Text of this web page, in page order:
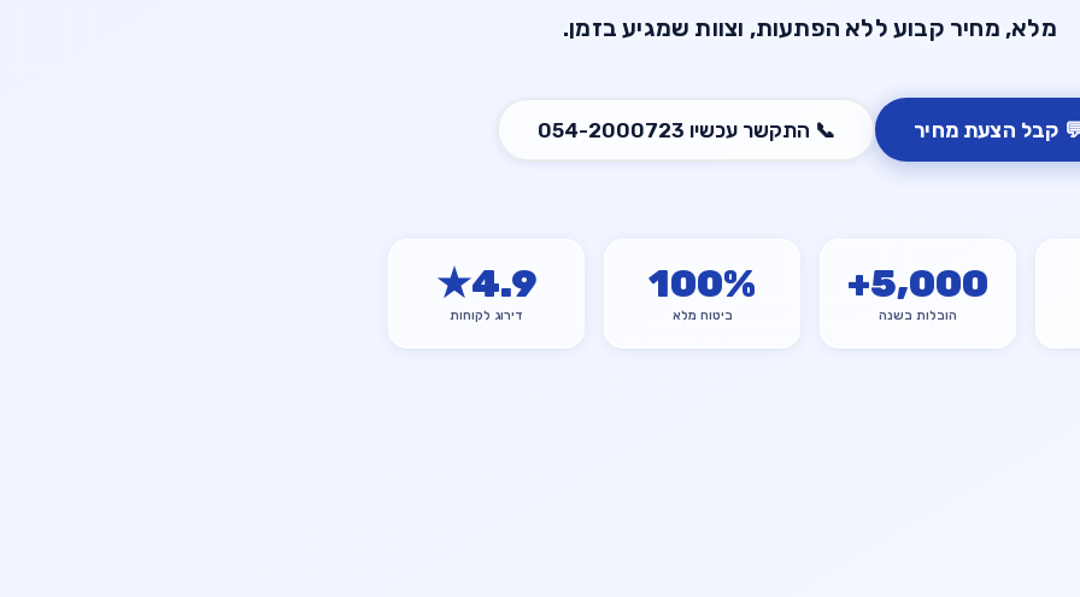
מלא, מחיר קבוע ללא הפתעות, וצוות שמגיע בזמן.
קבל הצעת מחיר 📞 התקשר עכשיו 054-2000723
5,000
+
הובלות בשנה
100%
ביטוח מלא
4.9
★
דירוג לקוחות